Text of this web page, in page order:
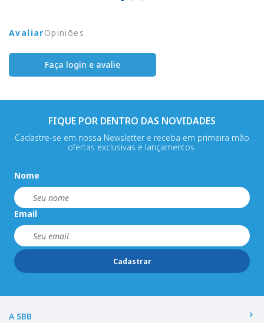
AvaliarOpiniões
Faça login e avalie
FIQUE POR DENTRO DAS NOVIDADES
Cadastre-se em nossa Newsletter e receba em primeira mão
ofertas exclusivas e lançamentos.
Nome
Email
Cadastrar
A SBB